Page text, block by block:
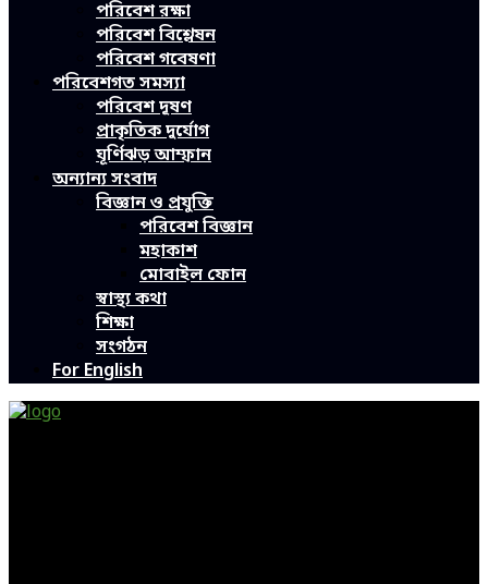
পরিবেশ রক্ষা
পরিবেশ বিশ্লেষন
পরিবেশ গবেষণা
পরিবেশগত সমস্যা
পরিবেশ দূষণ
প্রাকৃতিক দুর্যোগ
ঘূর্ণিঝড় আম্ফান
অন্যান্য সংবাদ
বিজ্ঞান ও প্রযুক্তি
পরিবেশ বিজ্ঞান
মহাকাশ
মোবাইল ফোন
স্বাস্থ্য কথা
শিক্ষা
সংগঠন
For English